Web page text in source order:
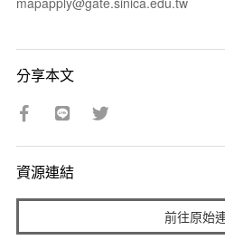
分享本文
資源連結
前往原始